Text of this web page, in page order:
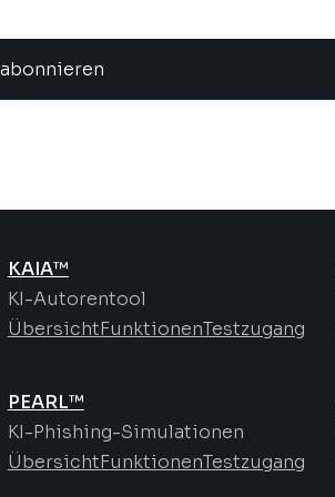
KAIA™
KI-Autorentool
ÜbersichtFunktionenTestzugang
PEARL™
KI-Phishing-Simulationen
ÜbersichtFunktionenTestzugang